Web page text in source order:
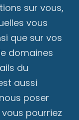
sur vous,
vous
que sur vos
domaines
du
aussi
poser
pourriez